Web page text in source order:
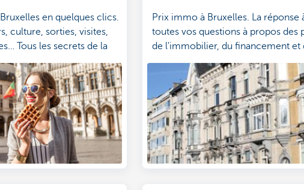
en quelques clics.
culture, sorties, visites,
Tous les secrets de la
vous sont
Prix immo à Bruxelles. La réponse
toutes vos questions à propos des
de l'immobilier, du financement et
aides disponibles à Bruxelles.